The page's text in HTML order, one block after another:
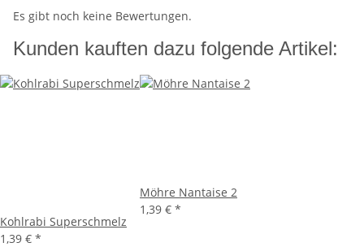
Es gibt noch keine Bewertungen.
Kunden kauften dazu folgende Artikel:
Kohlrabi Superschmelz
1,39 € *
Möhre Nantaise 2
1,39 € *